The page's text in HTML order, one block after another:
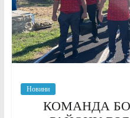
Новини
КОМАНДА